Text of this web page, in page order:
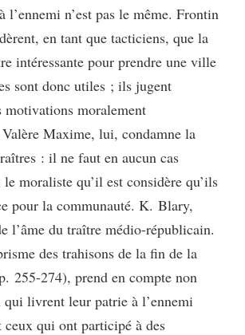
l’ennemi n’est pas le même. Frontin
en tant que tacticiens, que la
intéressante pour prendre une ville
sont donc utiles ; ils jugent
motivations moralement
Maxime, lui, condamne la
: il ne faut en aucun cas
moraliste qu’il est considère qu’ils
pour la communauté. K. Blary,
l’âme du traître médio-républicain.
des trahisons de la fin de la
255-274), prend en compte non
qui livrent leur patrie à l’ennemi
ceux qui ont participé à des